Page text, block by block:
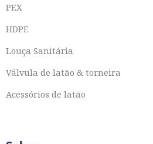
PEX
HDPE
Louça Sanitária
Válvula de latão & torneira
Acessórios de latão